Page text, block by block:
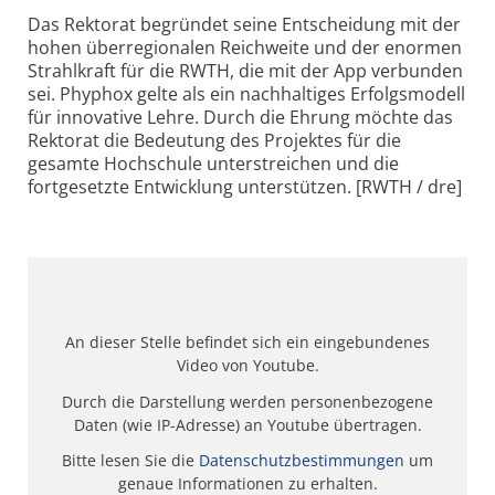
Das Rektorat begründet seine Entscheidung mit der
hohen überregionalen Reichweite und der enormen
Strahlkraft für die RWTH, die mit der App verbunden
sei. Phyphox gelte als ein nachhaltiges Erfolgsmodell
für innovative Lehre. Durch die Ehrung möchte das
Rektorat die Bedeutung des Projektes für die
gesamte Hochschule unterstreichen und die
fortgesetzte Entwicklung unterstützen. [RWTH / dre]
An dieser Stelle befindet sich ein eingebundenes
Video von Youtube.
Durch die Darstellung werden personenbezogene
Daten (wie IP-Adresse) an Youtube übertragen.
Bitte lesen Sie die Datenschutzbestimmungen um
genaue Informationen zu erhalten.